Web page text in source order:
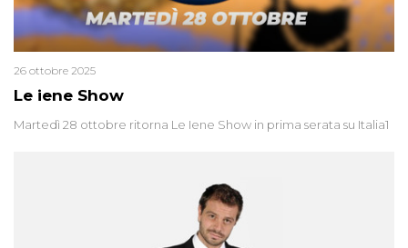
Le iene Show
26 ottobre 2025
Martedì 28 ottobre ritorna Le Iene Show in prima serata su Italia1